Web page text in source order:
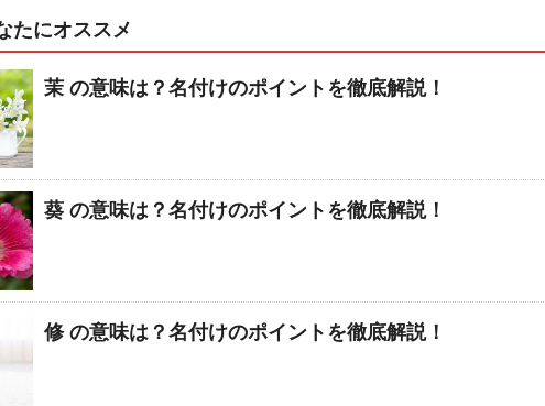
たにオススメ
茉 の意味は？名付けのポイントを徹底解説！
葵 の意味は？名付けのポイントを徹底解説！
修 の意味は？名付けのポイントを徹底解説！